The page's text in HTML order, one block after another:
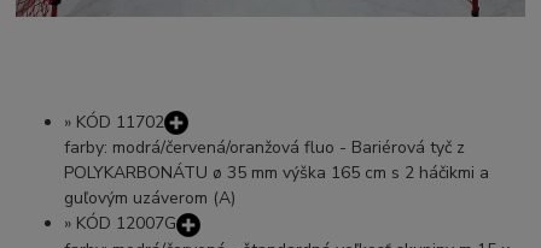
» KÓD 11702
farby: modrá/červená/oranžová fluo - Bariérová tyč z
POLYKARBONÁTU ø 35 mm výška 165 cm s 2 háčikmi a
guľovým uzáverom (A)
» KÓD 12007G